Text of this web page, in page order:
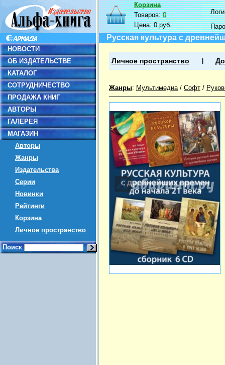
НОВОСТИ
ОБ ИЗДАТЕЛЬСТВЕ
КАТАЛОГ
СОТРУДНИЧЕСТВО
ПРОДАЖА КНИГ
АВТОРЫ
ГАЛЕРЕЯ
МАГАЗИН
Авторы
Жанры
Издательства
Серии
Новинки
Рейтинги
Корзина
Личное пространство
Поиск
Корзина
Товаров:0
Цена:0 руб.
Русская культура с
Личное пространство
Жанры: Мультимедиа/ Софт /